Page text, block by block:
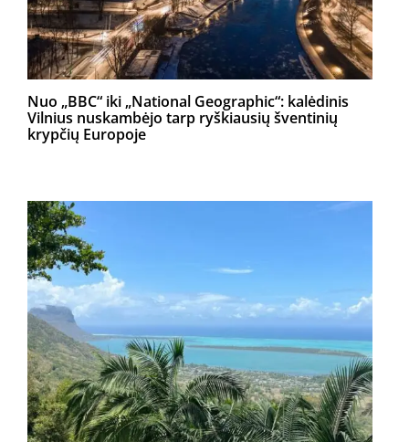
Nuo „BBC“ iki „National Geographic“: kalėdinis
Vilnius nuskambėjo tarp ryškiausių šventinių
krypčių Europoje